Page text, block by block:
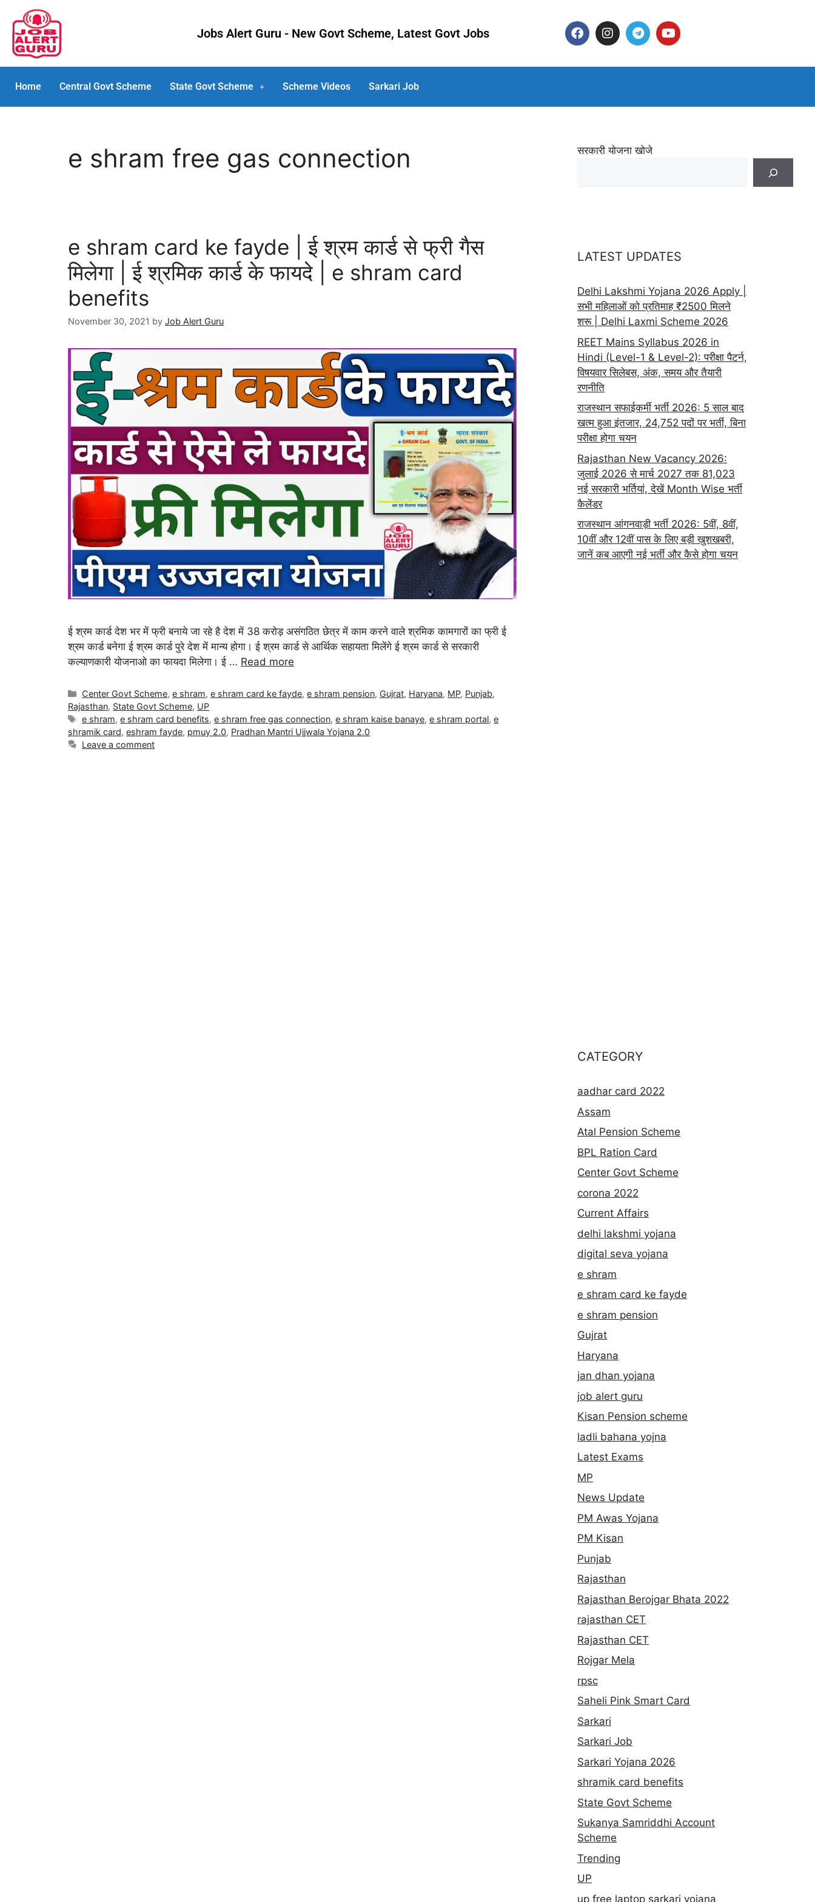
Jobs Alert Guru - New Govt Scheme, Latest Govt Jobs
Home Central Govt Scheme State Govt Scheme Scheme Videos Sarkari Job
e shram free gas connection
e shram card ke fayde | ई श्रम कार्ड से फ्री गैस
मिलेगा | ई श्रमिक कार्ड के फायदे | e shram card
benefits
November 30, 2021 by Job Alert Guru
ई श्रम कार्ड देश भर में फ्री बनाये जा रहे है देश में 38 करोड़ असंगठित छेत्र में काम करने वाले श्रमिक कामगारों का फ्री ई
श्रम कार्ड बनेगा ई श्रम कार्ड पुरे देश में मान्य होगा। ई श्रम कार्ड से आर्थिक सहायता मिलेंगे ई श्रम कार्ड से सरकारी
कल्याणकारी योजनाओ का फायदा मिलेगा। ई … Read more
Center Govt Scheme,e shram,e shram card ke fayde,e shram pension, Gujrat, Haryana, MP, Punjab,
Rajasthan, State Govt Scheme, UP
e shram,e shram card benefits,e shram free gas connection,e shram kaise banaye,e shram portal,e
shramik card, eshram fayde, pmuy 2.0, Pradhan Mantri Ujjwala Yojana 2.0
Leave a comment
सरकारी योजना खोजे
LATEST UPDATES
Delhi Lakshmi Yojana 2026 Apply |
सभी महिलाओं को प्रतिमाह ₹2500 मिलने
शरू | Delhi Laxmi Scheme 2026
REET Mains Syllabus 2026 in
Hindi (Level-1 & Level-2): परीक्षा पैटर्न,
विषयवार सिलेबस, अंक, समय और तैयारी
रणनीति
राजस्थान सफाईकर्मी भर्ती 2026: 5 साल बाद
खत्म हुआ इंतजार, 24,752 पदों पर भर्ती, बिना
परीक्षा होगा चयन
Rajasthan New Vacancy 2026:
जुलाई 2026 से मार्च 2027 तक 81,023
नई सरकारी भर्तियां, देखें Month Wise भर्ती
कैलेंडर
राजस्थान आंगनवाड़ी भर्ती 2026: 5वीं, 8वीं,
10वीं और 12वीं पास के लिए बड़ी खुशखबरी,
जानें कब आएगी नई भर्ती और कैसे होगा चयन
CATEGORY
aadhar card 2022
Assam
Atal Pension Scheme
BPL Ration Card
Center Govt Scheme
corona 2022
Current Affairs
delhi lakshmi yojana
digital seva yojana
e shram
e shram card ke fayde
e shram pension
Gujrat
Haryana
jan dhan yojana
job alert guru
Kisan Pension scheme
ladli bahana yojna
Latest Exams
MP
News Update
PM Awas Yojana
PM Kisan
Punjab
Rajasthan
Rajasthan Berojgar Bhata 2022
rajasthan CET
Rajasthan CET
Rojgar Mela
rpsc
Saheli Pink Smart Card
Sarkari
Sarkari Job
Sarkari Yojana 2026
shramik card benefits
State Govt Scheme
Sukanya Samriddhi Account
Scheme
Trending
UP
up free laptop sarkari yojana